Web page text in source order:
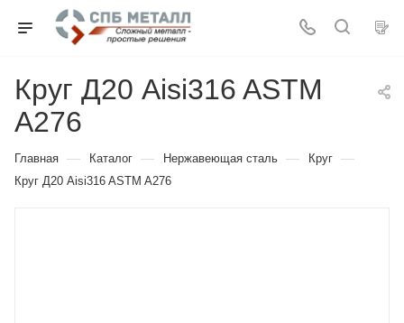
Круг Д20 Aisi316 ASTM
A276
Главная — Каталог — Нержавеющая сталь — Круг —
Круг Д20 Aisi316 ASTM A276